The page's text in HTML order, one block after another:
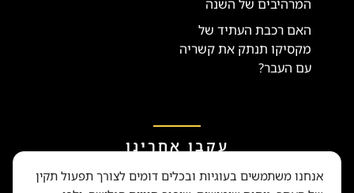
המרהיבים של השנה
האם רכבת העתיד של
מקסיקו תנתק את קשריה
עם העבר?
עקבו אחרינו
אנחנו משתמשים בעוגיות ובכלים דומים לצורך תפעול תקין